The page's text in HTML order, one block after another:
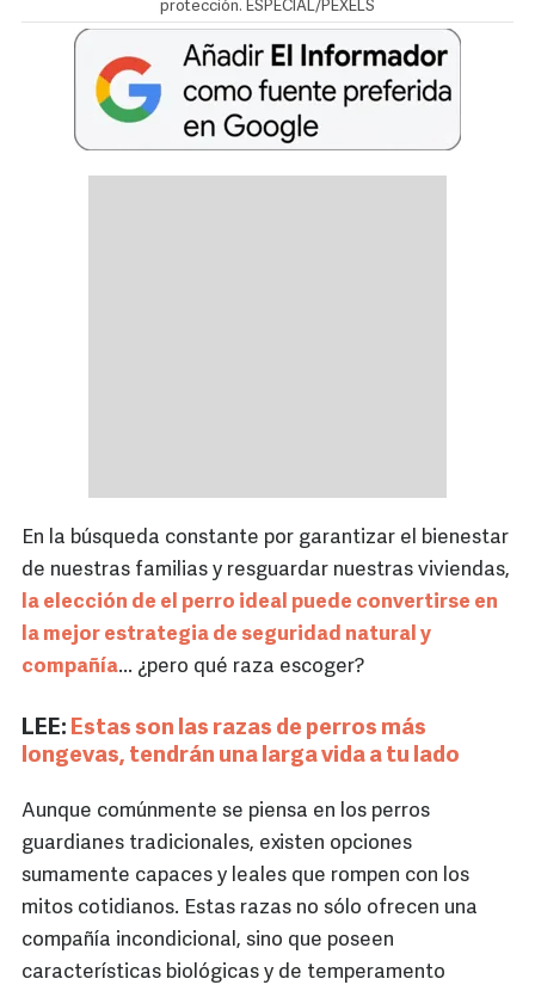
protección. ESPECIAL/PEXELS
En la búsqueda constante por garantizar el bienestar
de nuestras familias y resguardar nuestras viviendas,
la elección de el perro ideal puede convertirse en
la mejor estrategia de seguridad natural y
compañía... ¿pero qué raza escoger?
LEE: Estas son las razas de perros más
longevas, tendrán una larga vida a tu lado
Aunque comúnmente se piensa en los perros
guardianes tradicionales, existen opciones
sumamente capaces y leales que rompen con los
mitos cotidianos. Estas razas no sólo ofrecen una
compañía incondicional, sino que poseen
características biológicas y de temperamento